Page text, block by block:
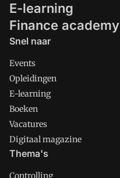
E-learning
Finance academy
Snel naar
Events
Opleidingen
E-learning
Boeken
Vacatures
Digitaal magazine
Thema's
Controlling